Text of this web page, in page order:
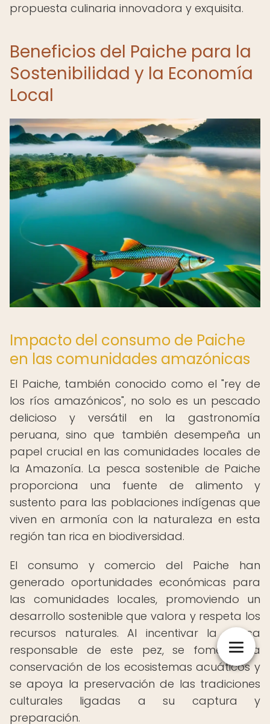
propuesta culinaria innovadora y exquisita.
Beneficios del Paiche para la
Sostenibilidad y la Economía
Local
Impacto del consumo de Paiche
en las comunidades amazónicas
El Paiche, también conocido como el "rey de
los ríos amazónicos", no solo es un pescado
delicioso y versátil en la gastronomía
peruana, sino que también desempeña un
papel crucial en las comunidades locales de
la Amazonía. La pesca sostenible de Paiche
proporciona una fuente de alimento y
sustento para las poblaciones indígenas que
viven en armonía con la naturaleza en esta
región tan rica en biodiversidad.
El consumo y comercio del Paiche han
generado oportunidades económicas para
las comunidades locales, promoviendo un
desarrollo sostenible que valora y respeta los
recursos naturales. Al incentivar la pesca
responsable de este pez, se fomenta la
conservación de los ecosistemas acuáticos y
se apoya la preservación de las tradiciones
culturales ligadas a su captura y
preparación.